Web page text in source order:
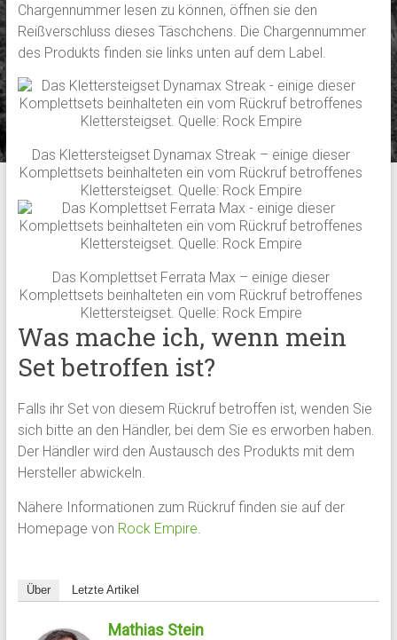
Chargennummer lesen zu können, öffnen sie den
Reißverschluss dieses Täschchens. Die Chargennummer
des Produkts finden sie links unten auf dem Label.
Das Klettersteigset Dynamax Streak – einige dieser
Komplettsets beinhalteten ein vom Rückruf betroffenes
Klettersteigset. Quelle: Rock Empire
Das Komplettset Ferrata Max – einige dieser
Komplettsets beinhalteten ein vom Rückruf betroffenes
Klettersteigset. Quelle: Rock Empire
Was mache ich, wenn mein
Set betroffen ist?
Falls ihr Set von diesem Rückruf betroffen ist, wenden Sie
sich bitte an den Händler, bei dem Sie es erworben haben.
Der Händler wird den Austausch des Produkts mit dem
Hersteller abwickeln.
Nähere Informationen zum Rückruf finden sie auf der
Homepage von Rock Empire
Über Letzte Artikel
Mathias Stein